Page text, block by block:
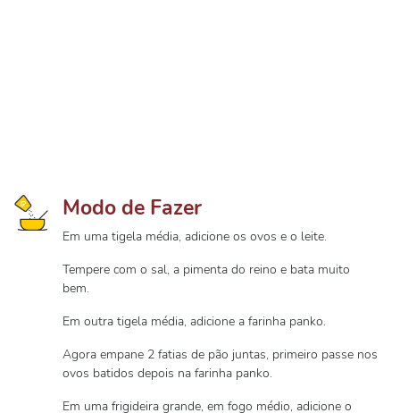
Modo de Fazer
Em uma tigela média, adicione os ovos e o leite.
Tempere com o sal, a pimenta do reino e bata muito
bem.
Em outra tigela média, adicione a farinha panko.
Agora empane 2 fatias de pão juntas, primeiro passe nos
ovos batidos depois na farinha panko.
Em uma frigideira grande, em fogo médio, adicione o